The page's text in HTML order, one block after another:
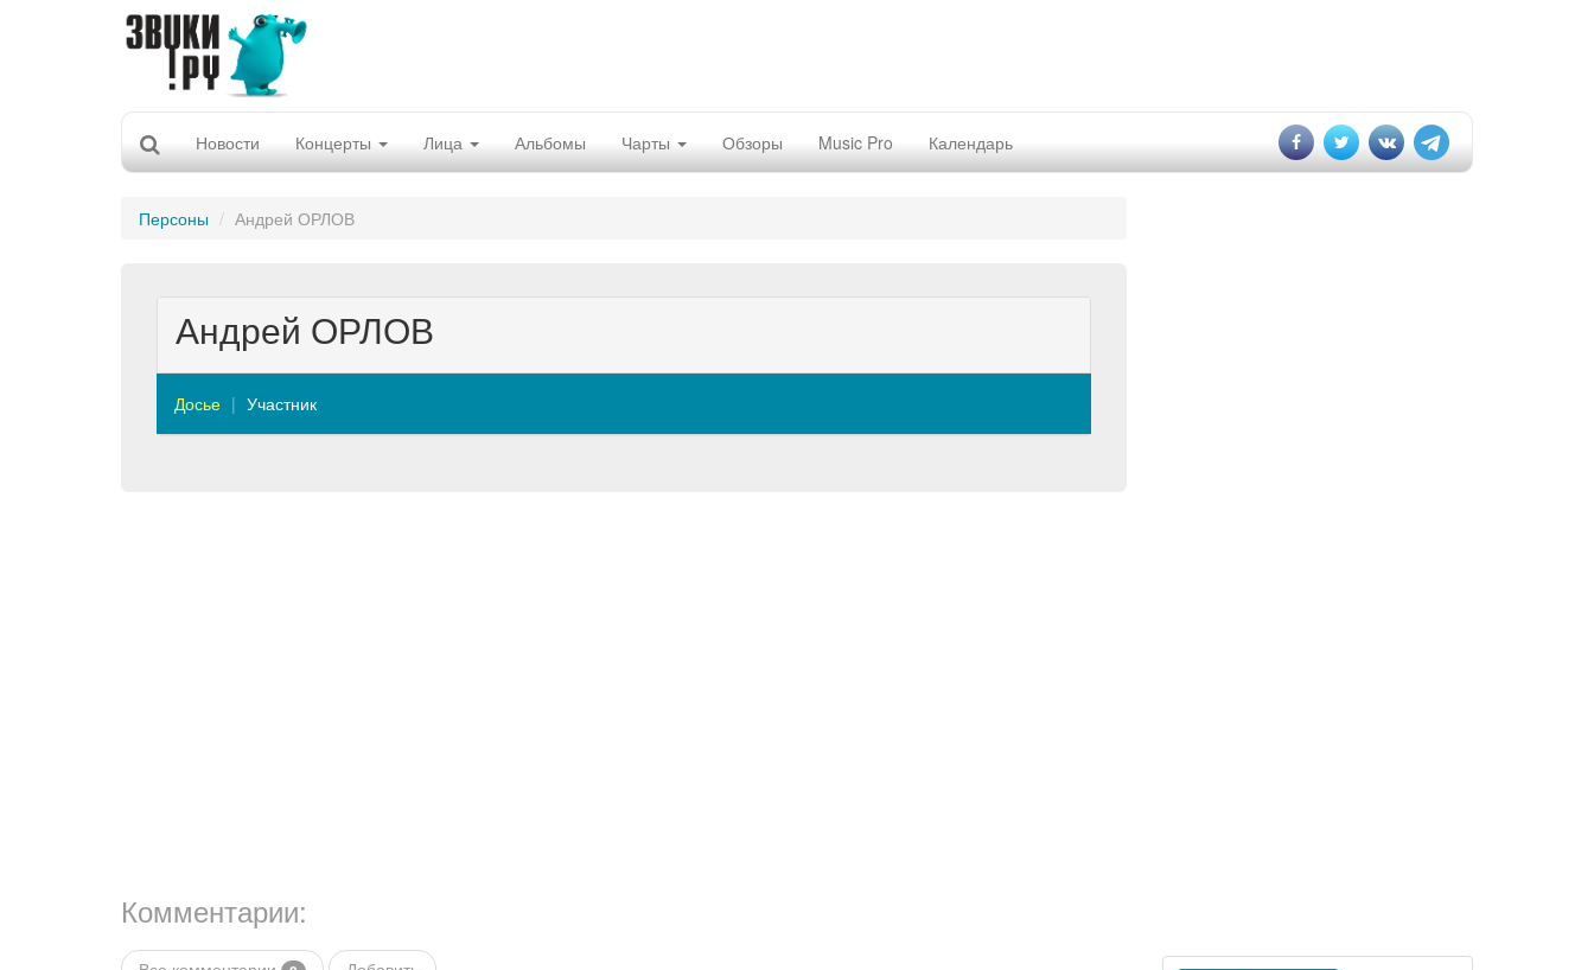
Новости Концерты Лица Альбомы Чарты Обзоры Music Pro Календарь
Персоны Андрей ОРЛОВ
Андрей ОРЛОВ
Досье Участник
Комментарии: